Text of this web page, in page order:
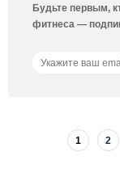
Будьте первым,
фитнеса —
1 2